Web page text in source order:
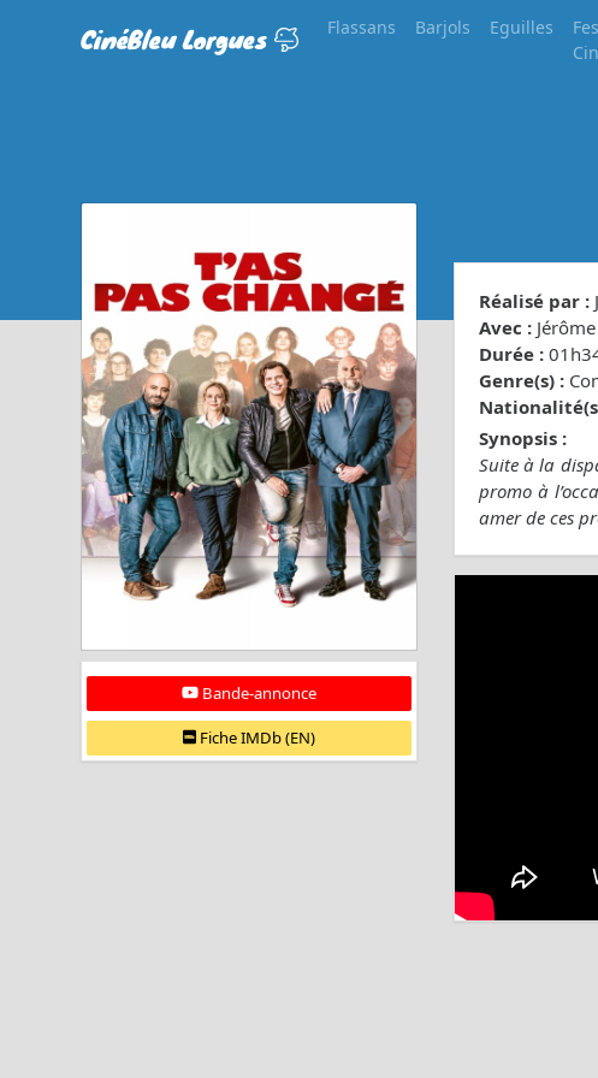
CinéBleu Lorgues Flassans Barjols Eguilles
Bande-annonce
Fiche IMDb (EN)
Réalisé par :
Avec :
Durée :
Genre(s) :
Synopsis :
Suite à la
promo à
amer de ces